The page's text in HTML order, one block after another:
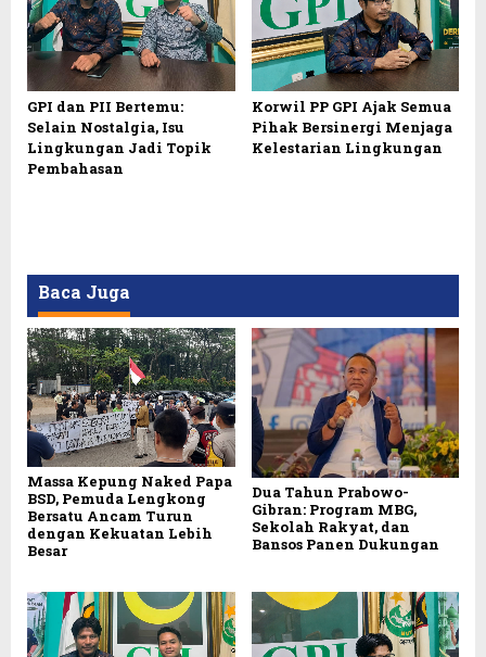
GPI dan PII Bertemu:
Selain Nostalgia, Isu
Lingkungan Jadi Topik
Pembahasan
Korwil PP GPI Ajak Semua
Pihak Bersinergi Menjaga
Kelestarian Lingkungan
Baca Juga
Massa Kepung Naked Papa
BSD, Pemuda Lengkong
Bersatu Ancam Turun
dengan Kekuatan Lebih
Besar
Dua Tahun Prabowo-
Gibran: Program MBG,
Sekolah Rakyat, dan
Bansos Panen Dukungan